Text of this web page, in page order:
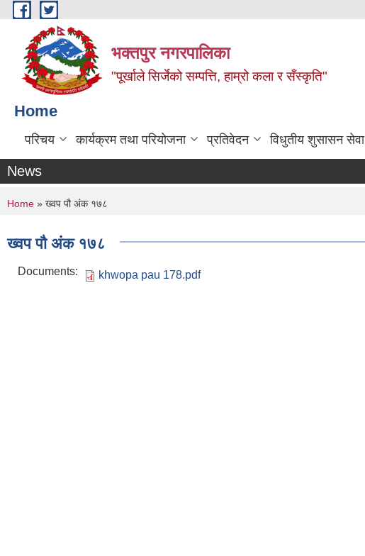
Skip to main content
भक्तपुर नगरपालिका
"पूर्खाले सिर्जेको सम्पत्ति, हाम्रो कला र सँस्कृति"
Home
परिचय कार्यक्रम तथा परियोजना प्रतिवेदन विधुतीय शुसासन सेवा
News
You are here
Home » ख्वप पौ अंक १७८
ख्वप पौ अंक १७८
Documents: khwopa pau 178.pdf